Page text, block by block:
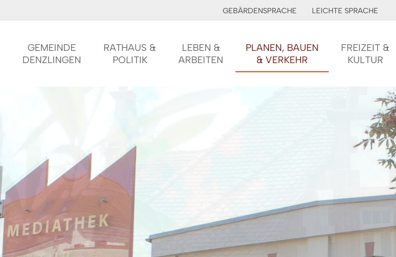
GEBÄRDENSPRACHE LEICHTE SPRACHE
GEMEINDE
DENZLINGEN
RATHAUS &
POLITIK
LEBEN &
ARBEITEN
PLANEN, BAUEN
& VERKEHR
FREIZEIT &
KULTUR